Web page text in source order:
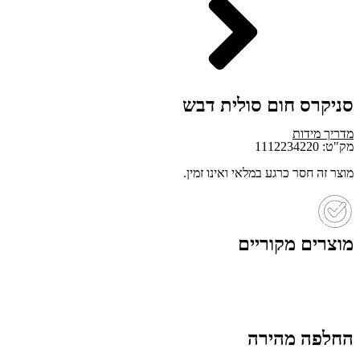
סניקרס חום סולית דבש
מדריך מידות
מק"ט: 1112234220
מוצר זה חסר כרגע במלאי ואינו זמין.
מוצרים מקוריים
החלפה מהירה